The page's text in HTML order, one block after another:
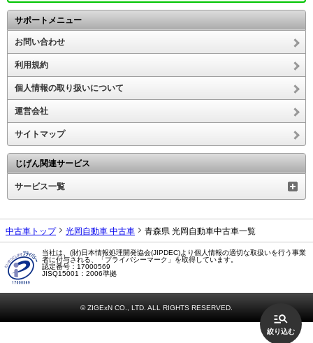
絞り込む
サポートメニュー
お問い合わせ
利用規約
個人情報の取り扱いについて
運営会社
サイトマップ
じげん関連サービス
サービス一覧
中古車トップ 光岡自動車 中古車 青森県 光岡自動車中古車一覧
当社は、(財)日本情報処理開発協会(JIPDEC)より個人情報の適切な取扱いを行う事業
者に付与される、「プライバシーマーク」を取得しています。
認定番号：17000569
JISQ15001：2006準拠
© ZIGExN CO., LTD. ALL RIGHTS RESERVED.